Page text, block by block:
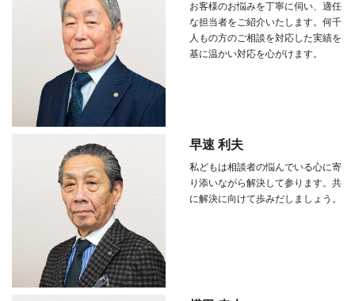
お客様のお悩みを丁寧に伺い、適任
な担当者をご紹介いたします。何千
人もの方のご相談を対応した実績を
基に温かい対応を心がけます。
早速 利夫
私どもは相談者の悩んでいる心に寄
り添いながら解決して参ります。共
に解決に向けて歩みだしましょう。